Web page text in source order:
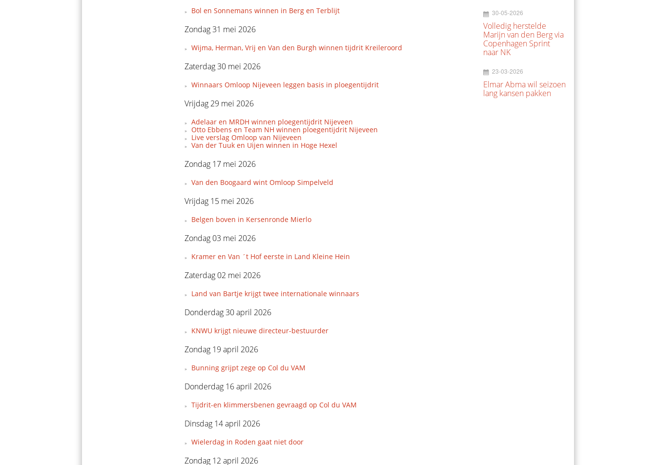
Bol en Sonnemans winnen in Berg en Terblijt
Zondag 31 mei 2026
Wijma, Herman, Vrij en Van den Burgh winnen tijdrit Kreileroord
Zaterdag 30 mei 2026
Winnaars Omloop Nijeveen leggen basis in ploegentijdrit
Vrijdag 29 mei 2026
Adelaar en MRDH winnen ploegentijdrit Nijeveen
Otto Ebbens en Team NH winnen ploegentijdrit Nijeveen
Live verslag Omloop van Nijeveen
Van der Tuuk en Uijen winnen in Hoge Hexel
Zondag 17 mei 2026
Van den Boogaard wint Omloop Simpelveld
Vrijdag 15 mei 2026
Belgen boven in Kersenronde Mierlo
Zondag 03 mei 2026
Kramer en Van ´t Hof eerste in Land Kleine Hein
Zaterdag 02 mei 2026
Land van Bartje krijgt twee internationale winnaars
Donderdag 30 april 2026
KNWU krijgt nieuwe directeur-bestuurder
Zondag 19 april 2026
Bunning grijpt zege op Col du VAM
Donderdag 16 april 2026
Tijdrit-en klimmersbenen gevraagd op Col du VAM
Dinsdag 14 april 2026
Wielerdag in Roden gaat niet door
Zondag 12 april 2026
30-05-2026
Volledig herstelde
Marijn van den Berg via
Copenhagen Sprint
naar NK
23-03-2026
Elmar Abma wil seizoen
lang kansen pakken